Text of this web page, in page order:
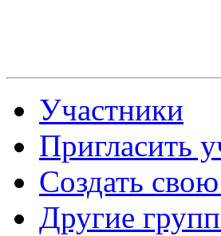
Участники
Пригласить
Создать
Другие